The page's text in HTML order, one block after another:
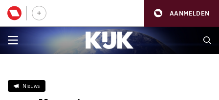
AANMELDEN
Nieuws